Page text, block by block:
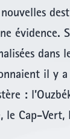
évidence.
dans
il y
:
le Cap-Vert,